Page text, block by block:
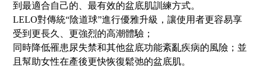
到最適合自己的、最有效的盆底肌訓練方式。
LELO對傳統“陰道球”進行優雅升級，讓使用者更容易享
受到更長久、更強烈的高潮體驗；
同時降低罹患尿失禁和其他盆底功能紊亂疾病的風險；並
且幫助女性在產後更快恢復鬆弛的盆底肌。